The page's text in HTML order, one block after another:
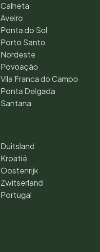
Calheta
Aveiro
Ponta do Sol
Porto Santo
Nordeste
Povoação
Vila Franca do Campo
Ponta Delgada
Santana
Duitsland
Kroatië
Oostenrijk
Zwitserland
Portugal